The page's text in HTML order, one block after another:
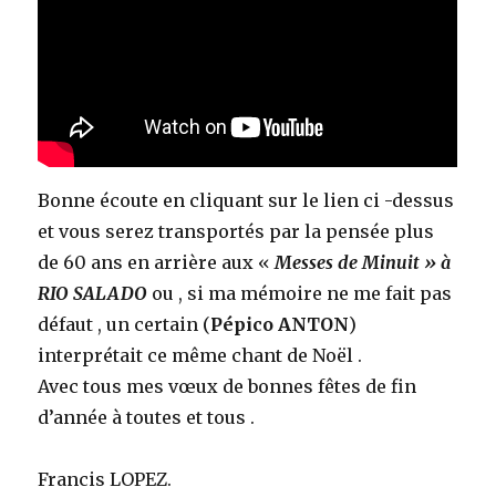
Bonne écoute en cliquant sur le lien ci -dessus
et vous serez transportés par la pensée plus
de 60 ans en arrière aux «Messes de Minuit » à
RIO SALADO ou , si ma mémoire ne me fait pas
défaut , un certain (Pépico ANTON)
interprétait ce même chant de Noël .
Avec tous mes vœux de bonnes fêtes de fin
d’année à toutes et tous .
Francis LOPEZ.